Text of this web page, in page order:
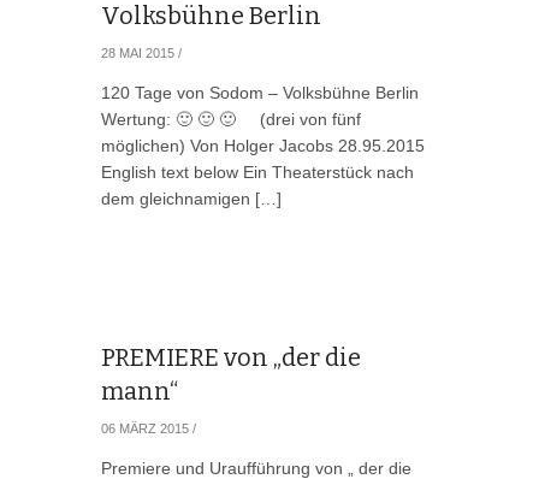
Volksbühne Berlin
28 MAI 2015 /
120 Tage von Sodom – Volksbühne Berlin
Wertung: 🙂 🙂 🙂 (drei von fünf
möglichen) Von Holger Jacobs 28.95.2015
English text below Ein Theaterstück nach
dem gleichnamigen […]
PREMIERE von „der die
mann“
06 MÄRZ 2015 /
Premiere und Uraufführung von „ der die